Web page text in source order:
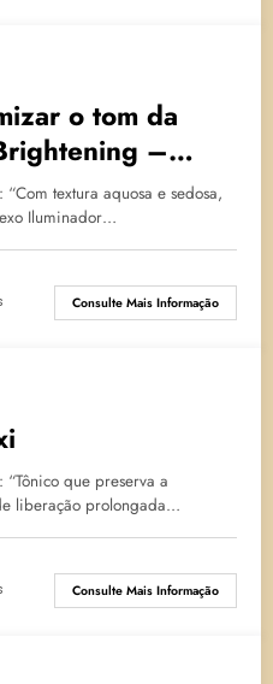
o tom da
–
textura aquosa e sedosa,
Iluminador…
Consulte Mais Informação
que preserva a
liberação prolongada…
Consulte Mais Informação